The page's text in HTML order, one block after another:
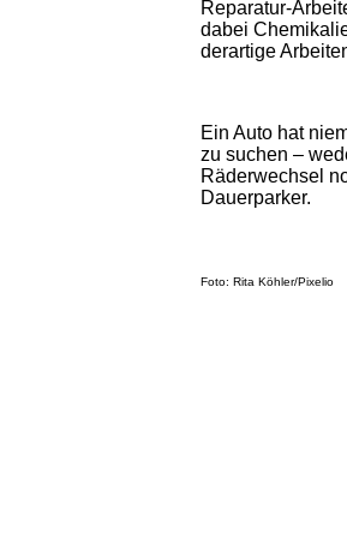
Reparatur-
dabei
derartige
Ein Auto hat
zu suchen –
Räderwechsel
Dauerparker.
Foto: Rita Köhler/Pixelio